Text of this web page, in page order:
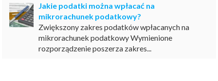
Jakie podatki można wpłacać na
mikrorachunek podatkowy?
Zwiększony zakres podatków wpłacanych na
mikrorachunek podatkowy Wymienione
rozporządzenie poszerza zakres...